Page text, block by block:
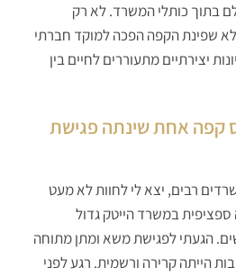
בתוך כותלי המשרד. לא רק
שפינת הקפה הפכה למוקד חברתי
יצירתיים מתעוררים לחיים בין
קפה אחת שינתה פגישת
רבים, יצא לי לחוות לא מעט
ספציפית במשרד הייטק גדול
הגעתי לפגישת משא ומתן מתוחה
הייתה קרירה ורשמית. רגע לפני